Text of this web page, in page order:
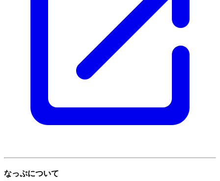
なっぷについて